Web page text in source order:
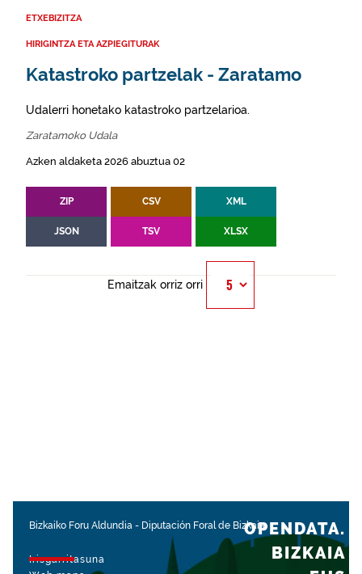
ETXEBIZITZA
HIRIGINTZA ETA AZPIEGITURAK
Katastroko partzelak - Zaratamo
Udalerri honetako katastroko partzelarioa.
Zaratamoko Udala
Azken aldaketa 2026 abuztua 02
ZIP CSV XML
JSON TSV XLSX
Emaitzak orriz orri
Bizkaiko Foru Aldundia - Diputación Foral de Bizkaia
Irisgarritasuna
OPENDATA.
BIZKAIA